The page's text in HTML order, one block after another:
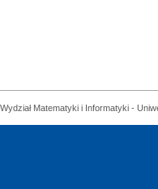
Matematyki i Informatyki -